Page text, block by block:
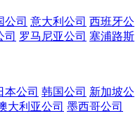
公司 意大利公司 西班牙公
司 罗马尼亚公司 塞浦路斯
本公司 韩国公司 新加坡公
大利亚公司 墨西哥公司